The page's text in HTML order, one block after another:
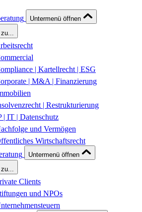
Untermenü öffnen
| Kartellrecht | ESG
| M&A | Finanzierung
| Restrukturierung
| IT | Datenschutz
und Vermögen
Wirtschaftsrecht
Untermenü öffnen
Clients
und NPOs